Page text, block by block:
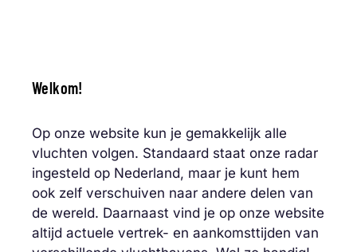
Welkom!
Op onze website kun je gemakkelijk alle
vluchten volgen. Standaard staat onze radar
ingesteld op Nederland, maar je kunt hem
ook zelf verschuiven naar andere delen van
de wereld. Daarnaast vind je op onze website
altijd actuele vertrek- en aankomsttijden van